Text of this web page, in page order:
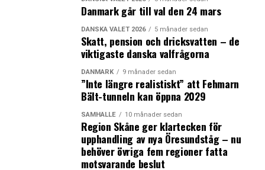
kravet om ”ett ansvarsfullt ekonomiskt underlag” kan
ställa till svåra förhandlingar eftersom Radikale har en
något mer blå ekonomisk politik än de övriga partierna i
röda blocket. Det blir utmanande förhandlingar.
Mette Frederiksen bjuder in alla Folketingets partier til
förhandling. Först ut i förhandlingarna är det största
borgerliga partiet Venstre som gick fram med 3,9
procentenheter vars partiledare, den avgående
statsministern Lars Løkke Rasmussen, har föreslagit ett
regeringssamarbete över mitten mellan
Socialdemokratiet och Venstre. Något som Mette
Danmark går till val den 24 mars
DANSKA VALET 2026 5 månader sedan
Skatt, pension och dricksvatten – de
viktigaste danska valfrågorna
DANMARK 9 månader sedan
”Inte längre realistiskt” att Fehmarn
Bält-tunneln kan öppna 2029
SAMHÄLLE 10 månader sedan
Region Skåne ger klartecken för
upphandling av nya Öresundståg – nu
behöver övriga fem regioner fatta
motsvarande beslut